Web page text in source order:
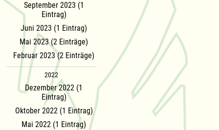
September 2023 (1
Eintrag)
Juni 2023 (1 Eintrag)
Mai 2023 (2 Einträge)
Februar 2023 (2 Einträge)
2022
Dezember 2022 (1
Eintrag)
Oktober 2022 (1 Eintrag)
Mai 2022 (1 Eintrag)